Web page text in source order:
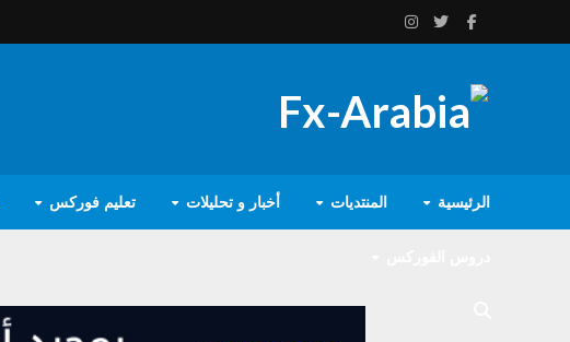
الرئيسية المنتديات أخبار و تحليلات تعليم فوركس